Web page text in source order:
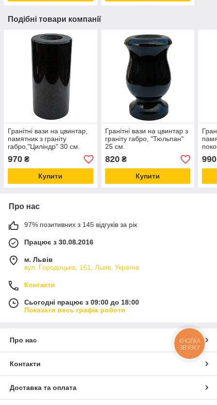
Подібні товари компанії
Гранітні вази на цвинтар,
памятник з граніту
габро,"Циліндр" 30 см.
970 ₴
Купити
Гранітні вази на цвинтар з
граніту габро, "Тюльпан"
25 см.
820₴
Купити
см.
990
Про нас
97% позитивних з 145 відгуків за рік
Працює з 30.08.2016
м. Львів
вул. Городоцька, 161, Львів, Україна
Контакти
Сьогодні працює з 09:00 до 18:00
Показати весь графік роботи
Про нас
Контакти
Доставка та оплата
КНОПКА
ЗВ'ЯЗКУ